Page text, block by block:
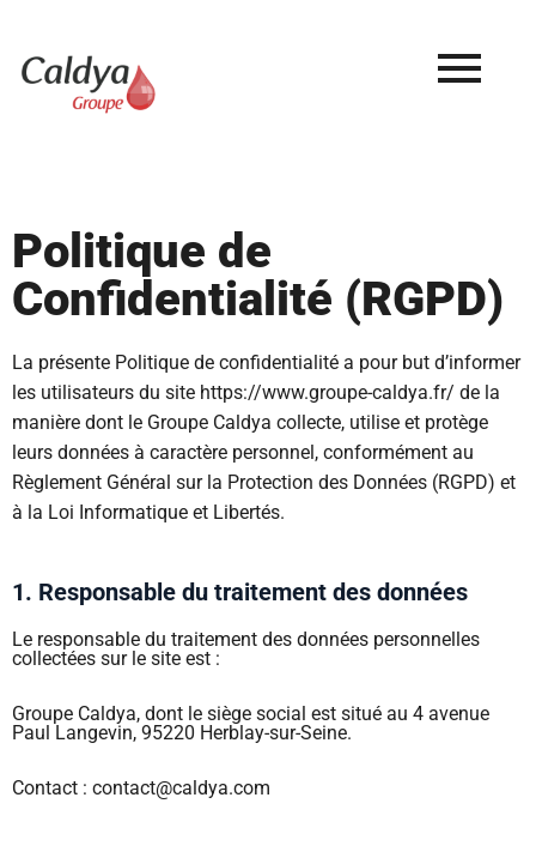
Aller
Politique de
Confidentialité (RGPD)
La présente Politique de confidentialité a pour but d’informer
les utilisateurs du site https://www.groupe-caldya.fr/ de la
manière dont le Groupe Caldya collecte, utilise et protège
leurs données à caractère personnel, conformément au
Règlement Général sur la Protection des Données (RGPD) et
à la Loi Informatique et Libertés.
1. Responsable du traitement des données
Le responsable du traitement des données personnelles
collectées sur le site est :
Groupe Caldya, dont le siège social est situé au 4 avenue
Paul Langevin, 95220 Herblay-sur-Seine.
Contact : contact@caldya.com